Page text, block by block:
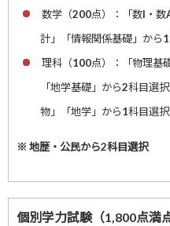
数学（200点）：「数I・
計」「情報関係基礎」から
理科（100点）：「物理基
「地学基礎」から2科目選
物」「地学」から1科目選択
※ 地歴・公民から2科目選択
個別学力試験（1,800点満点